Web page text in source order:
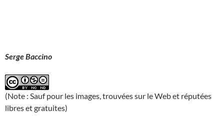
Serge Baccino
(Note : Sauf pour les images, trouvées sur le Web et réputées
libres et gratuites)